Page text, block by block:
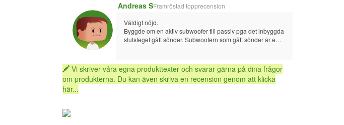
Andreas SFramröstad topprecension
Väldigt nöjd.
Byggde om en aktiv subwoofer till passiv pga det inbyggda
slutsteget gått sönder. Subwoofern som gått sönder är en
Vi skriver våra egna produkttexter och svarar gärna på dina frågor
om produkterna. Du kan även skriva en recension genom att klicka
här...